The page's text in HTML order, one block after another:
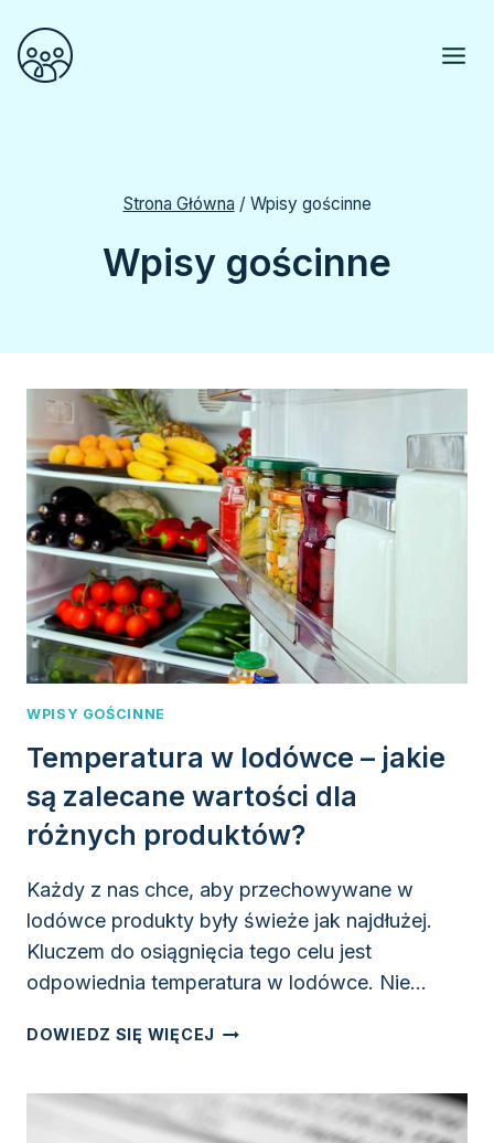
do
treści
Strona Główna / Wpisy gościnne
Wpisy gościnne
WPISY GOŚCINNE
Temperatura w lodówce – jakie
są zalecane wartości dla
różnych produktów?
Każdy z nas chce, aby przechowywane w
lodówce produkty były świeże jak najdłużej.
Kluczem do osiągnięcia tego celu jest
odpowiednia temperatura w lodówce. Nie…
DOWIEDZ SIĘ WIĘCEJ TEMPERATURA
JAKIE